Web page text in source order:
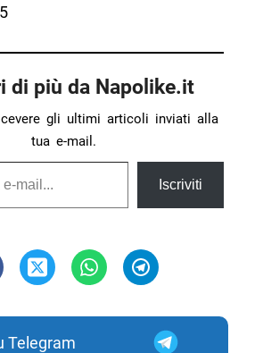
di più da Napolike.it
gli ultimi articoli inviati alla
tua e-mail.
Iscriviti
Telegram